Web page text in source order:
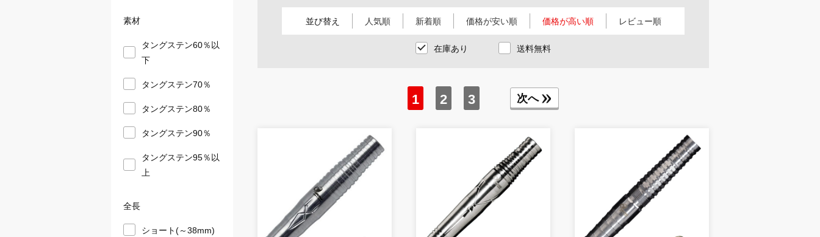
並び替え 人気順 新着順 価格が安い順 価格が高い順 レビュー順
在庫あり 送料無料
1 2 3 次へ
素材
タングステン60％以
下
タングステン70％
タングステン80％
タングステン90％
タングステン95％以
上
全長
ショート(～38mm)